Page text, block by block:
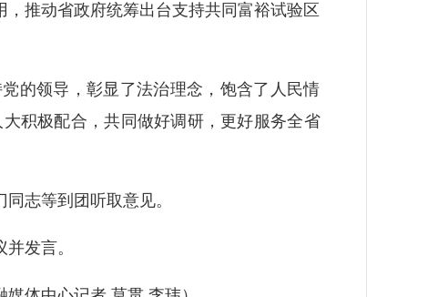
推动省政府统筹出台支持共同富裕试验区
的领导，彰显了法治理念，饱含了人民情
积极配合，共同做好调研，更好服务全省
志等到团听取意见。
发言。